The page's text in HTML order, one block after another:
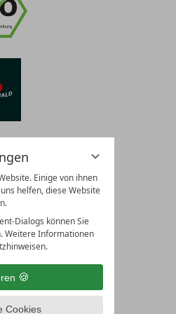
Einige von ihnen
helfen, diese Website
Dialogs können Sie
Weitere Informationen
Cookies